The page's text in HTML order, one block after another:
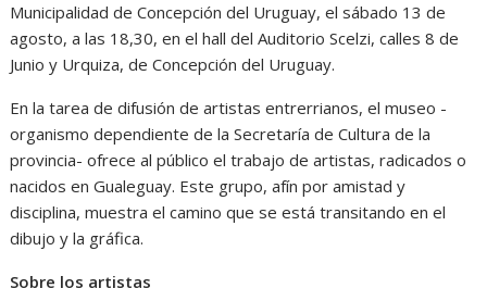
Municipalidad de Concepción del Uruguay, el sábado 13 de
agosto, a las 18,30, en el hall del Auditorio Scelzi, calles 8 de
Junio y Urquiza, de Concepción del Uruguay.
En la tarea de difusión de artistas entrerrianos, el museo -
organismo dependiente de la Secretaría de Cultura de la
provincia- ofrece al público el trabajo de artistas, radicados o
nacidos en Gualeguay. Este grupo, afín por amistad y
disciplina, muestra el camino que se está transitando en el
dibujo y la gráfica.
Sobre los artistas